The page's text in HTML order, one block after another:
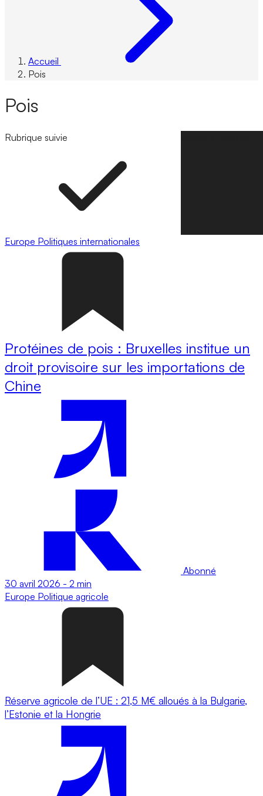
Accueil
Pois
Pois
Rubrique suivie
Europe Politiques internationales
Protéines de pois : Bruxelles institue un
droit provisoire sur les importations de
Chine
Abonné
30 avril 2026 - 2 min
Europe Politique agricole
Réserve agricole de l’UE : 21,5 M€ alloués à la Bulgarie,
l’Estonie et la Hongrie